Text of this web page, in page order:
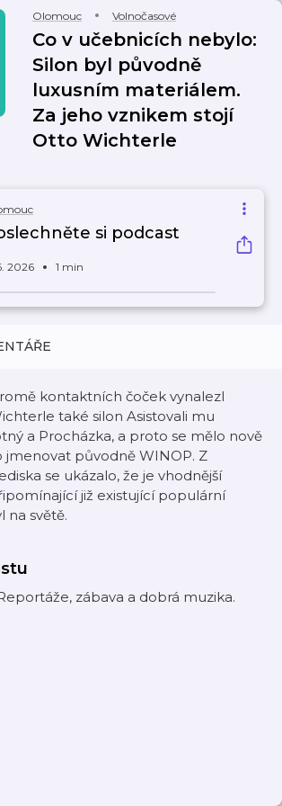
Olomouc Volnočasové
Co v učebnicích nebylo:
Silon byl původně
luxusním materiálem.
Za jeho vznikem stojí
Otto Wichterle
si podcast
2026 1 min
kontaktních čoček vynalezl
také silon Asistovali mu
a Procházka, a proto se mělo nově
jmenovat původně WINOP. Z
se ukázalo, že je vhodnější
již existující populární
na světě.
zábava a dobrá muzika.